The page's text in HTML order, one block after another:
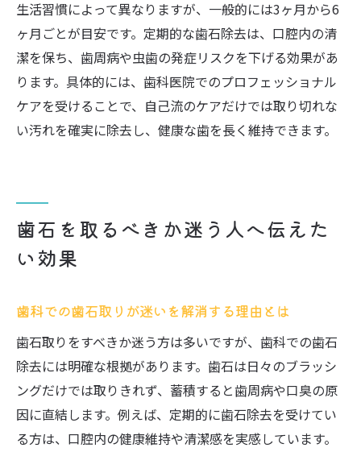
生活習慣によって異なりますが、一般的には3ヶ月から6
ヶ月ごとが目安です。定期的な歯石除去は、口腔内の清
潔を保ち、歯周病や虫歯の発症リスクを下げる効果があ
ります。具体的には、歯科医院でのプロフェッショナル
ケアを受けることで、自己流のケアだけでは取り切れな
い汚れを確実に除去し、健康な歯を長く維持できます。
歯石を取るべきか迷う人へ伝えた
い効果
歯科での歯石取りが迷いを解消する理由とは
歯石取りをすべきか迷う方は多いですが、歯科での歯石
除去には明確な根拠があります。歯石は日々のブラッシ
ングだけでは取りきれず、蓄積すると歯周病や口臭の原
因に直結します。例えば、定期的に歯石除去を受けてい
る方は、口腔内の健康維持や清潔感を実感しています。